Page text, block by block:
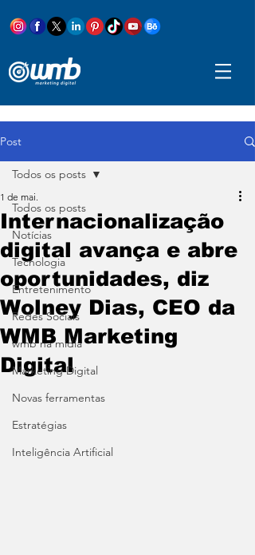
Post
Todos os posts
Notícias
Tecnologia
Entretenimento
Redes Sociais
wmb na mídia
Marketing Digital
Novas ferramentas
Estratégias
Inteligência Artificial
Todos os posts
Internacionalização
digital avança e abre
oportunidades, diz
Wolney Dias, CEO da
WMB Marketing
Digital
1 de mai.